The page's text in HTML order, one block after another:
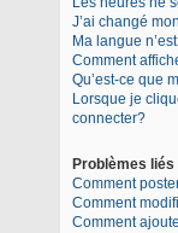
J’ai changé
Ma langue
Comment
Qu’est-ce que
Lorsque je
connecter?
Problèmes
Comment
Comment
Comment